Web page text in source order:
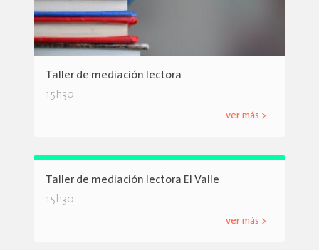
Taller de mediación lectora
15h30
ver más >
Taller de mediación lectora El Valle
15h30
ver más >